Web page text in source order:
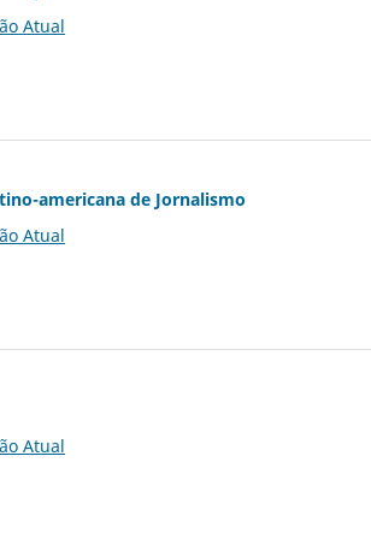
Atual
americana de Jornalismo
Atual
Atual